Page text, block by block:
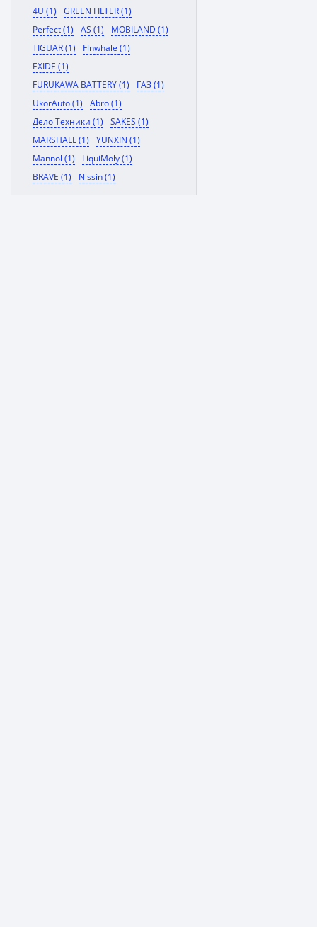
4U (1)
GREEN FILTER (1)
Perfect (1)
AS (1)
MOBILAND (1)
TIGUAR (1)
Finwhale (1)
EXIDE (1)
FURUKAWA BATTERY (1)
ГАЗ (1)
UkorAuto (1)
Abro (1)
Дело Техники (1)
SAKES (1)
MARSHALL (1)
YUNXIN (1)
Mannol (1)
LiquiMoly (1)
BRAVE (1)
Nissin (1)